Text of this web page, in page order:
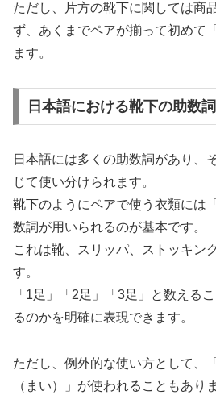
ただし、片方の靴下に関しては商
ず、あくまでペアが揃って初めて
ます。
日本語における靴下の助数詞
日本語には多くの助数詞があり、
じて使い分けられます。
靴下のようにペアで使う衣類には
数詞が用いられるのが基本です。
これは靴、スリッパ、ストッキン
す。
「1足」「2足」「3足」と数える
るのかを明確に表現できます。
ただし、例外的な使い方として、
（まい）」が使われることもあり